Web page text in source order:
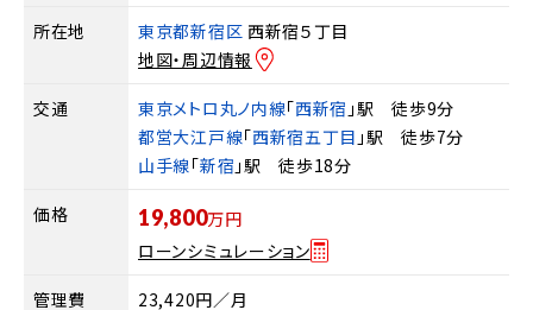
所在地 東京都新宿区 西新宿５丁目
地図・周辺情報
交通 東京メトロ丸ノ内線「西新宿 」駅 徒歩9分
都営大江戸線「西新宿五丁目 」駅 徒歩7分
山手線「新宿 」駅 徒歩18分
価格 19,800万円
ローンシミュレーション
管理費 23,420円／月